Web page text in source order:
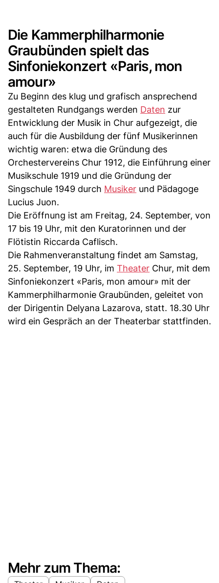
Die Kammerphilharmonie
Graubünden spielt das
Sinfoniekonzert «Paris, mon
amour»
Zu Beginn des klug und grafisch ansprechend
gestalteten Rundgangs werden Daten zur
Entwicklung der Musik in Chur aufgezeigt, die
auch für die Ausbildung der fünf Musikerinnen
wichtig waren: etwa die Gründung des
Orchestervereins Chur 1912, die Einführung einer
Musikschule 1919 und die Gründung der
Singschule 1949 durch Musiker und Pädagoge
Lucius Juon.
Die Eröffnung ist am Freitag, 24. September, von
17 bis 19 Uhr, mit den Kuratorinnen und der
Flötistin Riccarda Caflisch.
Die Rahmenveranstaltung findet am Samstag,
25. September, 19 Uhr, im Theater Chur, mit dem
Sinfoniekonzert «Paris, mon amour» mit der
Kammerphilharmonie Graubünden, geleitet von
der Dirigentin Delyana Lazarova, statt. 18.30 Uhr
wird ein Gespräch an der Theaterbar stattfinden.
Mehr zum Thema: